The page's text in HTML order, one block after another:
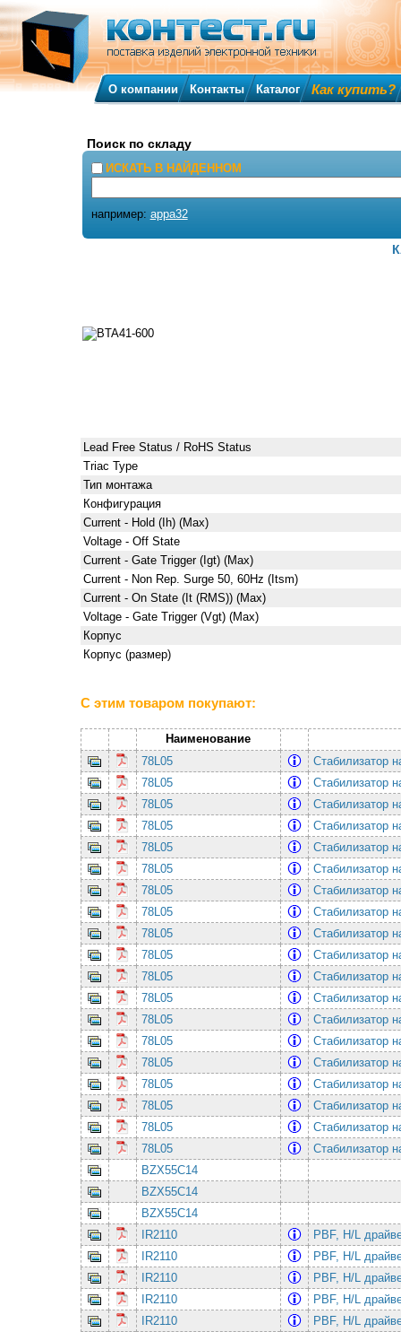
Lead Free Status / RoHS Status
Triac Type
Тип монтажа
Конфигурация
Current - Hold (Ih) (Max)
Voltage - Off State
Current - Gate Trigger (Igt) (Max)
Current - Non Rep. Surge 50, 60Hz (Itsm)
Current - On State (It (RMS)) (Max)
Voltage - Gate Trigger (Vgt) (Max)
Корпус
Корпус (размер)
С этим товаром покупают:
Наименование
78L05
Стабилизатор
78L05
Стабилизатор
78L05
Стабилизатор
78L05
Стабилизатор
78L05
Стабилизатор
78L05
Стабилизатор
78L05
Стабилизатор
78L05
Стабилизатор
78L05
Стабилизатор
78L05
Стабилизатор
78L05
Стабилизатор
78L05
Стабилизатор
78L05
Стабилизатор
78L05
Стабилизатор
78L05
Стабилизатор
78L05
Стабилизатор
78L05
Стабилизатор
78L05
Стабилизатор
78L05
Стабилизатор
BZX55C14
BZX55C14
BZX55C14
IR2110
PBF, H/L
IR2110
PBF, H/L
IR2110
PBF, H/L
IR2110
PBF, H/L
IR2110
PBF, H/L
О компании Контакты Каталог Как купить?
Поиск по складу
ИСКАТЬ В НАЙДЕННОМ
например: appa32